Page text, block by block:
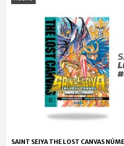
SAINT SEIYA THE LOST CANVAS